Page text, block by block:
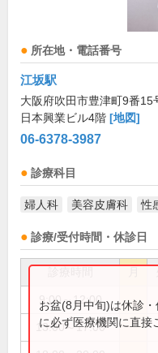
所在地・電話番号
江坂駅
大阪府吹田市豊津町9番15
日本興業ビル4階 [地図]
06-6378-3987
診療科目
婦人科 美容皮膚科 性
診療/受付時間・休診日
9:00～12:00
13:00～17:00
お盆(8月中旬)は休診
に必ず医療機関に直接